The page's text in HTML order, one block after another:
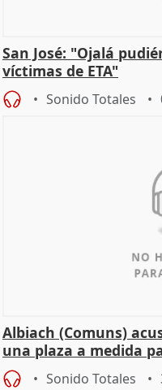
San José: "Ojalá
víctimas de ETA"
Sonido Totales
Albiach (Comuns)
una plaza a medida
Sonido Totales